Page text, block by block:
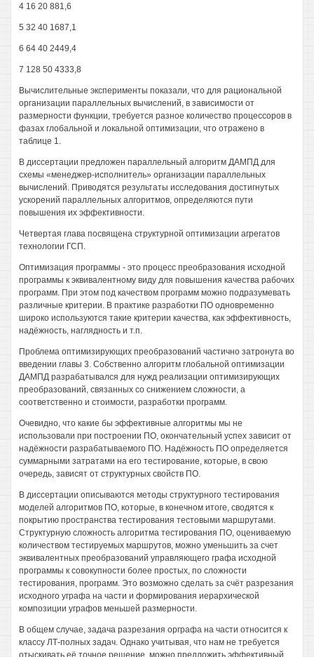
4 16 20 881,6
5 32 40 1687,1
6 64 40 2449,4
7 128 50 4333,8
Вычислительные эксперименты показали, что для рациональной
организации параллельных вычислений, в зависимости от
размерности функции, требуется разное количество процессоров в
фазах глобальной и локальной оптимизации, что отражено в
таблице 1.
В диссертации предложен параллельный алгоритм ДАМПД для
схемы «менеджер-исполнитель» организации параллельных
вычислений. Приводятся результаты исследования достигнутых
ускорений параллельных алгоритмов, определяются пути
повышения их эффективности.
Четвертая глава посвящена структурной оптимизации агрегатов
технологии ГСП.
Оптимизация программы - это процесс преобразования исходной
программы к эквивалентному виду для повышения качества рабочих
программ. При этом под качеством программ можно подразумевать
различные критерии. В практике разработки ПО одновременно
широко используются такие критерии качества, как эффективность,
надёжность, наглядность и т.п.
Проблема оптимизирующих преобразований частично затронута во
введении главы 3. Собственно алгоритм глобальной оптимизации
ДАМПД разрабатывался для нужд реализации оптимизирующих
преобразований, связанных со снижением сложности, а
соответственно и стоимости, разработки программ.
Очевидно, что какие бы эффективные алгоритмы мы не
использовали при построении ПО, окончательный успех зависит от
надёжности разрабатываемого ПО. Надёжность ПО определяется
суммарными затратами на его тестирование, которые, в свою
очередь, зависят от структурных свойств ПО.
В диссертации описываются методы структурного тестирования
моделей алгоритмов ПО, которые, в конечном итоге, сводятся к
покрытию пространства тестирования тестовыми маршрутами.
Структурную сложность алгоритма тестирования ПО, оцениваемую
количеством тестируемых маршрутов, можно уменьшить за счет
эквивалентных преобразований управляющего графа исходной
программы к совокупности более простых, по сложности
тестирования, программ. Это возможно сделать за счёт разрезания
исходного уграфа на части и формирования иерархической
композиции уграфов меньшей размерности.
В общем случае, задача разрезания орграфа на части относится к
классу ЛТ-полных задач. Однако учитывая, что нам не требуется
отыскивать её точное решение, можно предложить эффективный